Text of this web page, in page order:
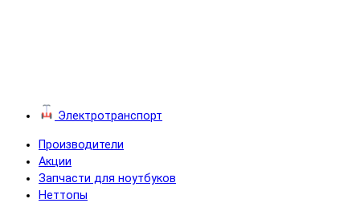
Электротранспорт
Производители
Акции
Запчасти для ноутбуков
Неттопы